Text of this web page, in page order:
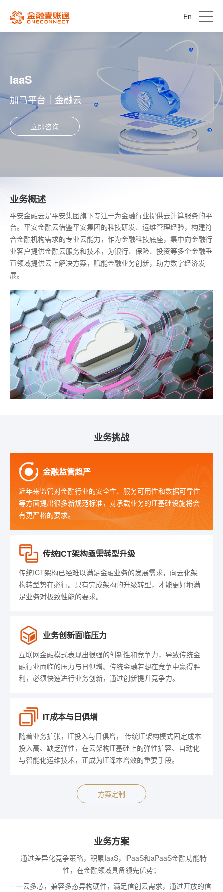
En
IaaS
加马平台｜金融云
立即咨询
业务概述
平安金融云是平安集团旗下专注于为金融行业提供云计算服务的平
台。平安金融云借鉴平安集团的科技研发、运维管理经验，构建符
合金融机构需求的专业云能力，作为金融科技底座，集中向金融行
业客户提供金融云服务和技术，为银行、保险、投资等多个金融垂
直领域提供云上解决方案，赋能金融业务创新，助力数字经济发
展。
业务挑战
金融监管趋严
近年来监管对金融行业的安全性、服务可用性和数据可靠性
等方面提出很多新规范标准，对承载业务的IT基础设施将会
有更严格的要求。
传统ICT架构亟需转型升级
传统ICT架构已经难以满足金融业务的发展需求，向云化架
构转型势在必行。只有完成架构的升级转型，才能更好地满
足业务对极致性能的要求。
业务创新面临压力
互联网金融模式表现出很强的创新性和竞争力，导致传统金
融行业面临的压力与日俱增。传统金融若想在竞争中赢得胜
利，必须快速进行业务创新，通过创新提升竞争力。
IT成本与日俱增
随着业务扩张，IT投入与日俱增， 传统IT架构模式固定成本
投入高、缺乏弹性，在云架构IT基础上的弹性扩容、自动化
与智能化运维技术，正成为IT降本增效的重要手段。
方案定制
业务方案
· 通过差异化竞争策略，积累IaaS，iPaaS和aPaaS金融功能特
性，在金融领域具备领先优势；
· 一云多芯，兼容多态异构硬件，满足信创云需求，通过开放的信